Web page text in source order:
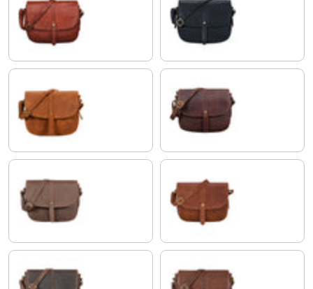
koniak - sprany czarny
piaskowo - brązowy florida - brązowy
havanna - brązowy arona - brązowy